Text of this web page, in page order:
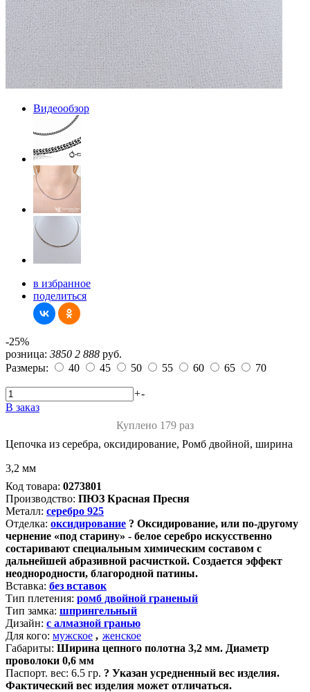
Видеообзор
в избранное
поделиться
-25%
розница: 3850 2 888 руб.
Размеры:
40 45 50 55 60 65 70
+-
В заказ
Куплено 179 раз
Цепочка из серебра, оксидирование, Ромб двойной, ширина
3,2 мм
Код товара: 0273801
Производство: ПЮЗ Красная Пресня
Металл: серебро 925
Отделка: оксидирование ? Оксидирование, или по-другому
чернение «под старину» - белое серебро искусственно
состаривают специальным химическим составом с
дальнейшей абразивной расчисткой. Создается эффект
неоднородности, благородной патины.
Вставка: без вставок
Тип плетения: ромб двойной граненый
Тип замка: шпрингельный
Дизайн: с алмазной гранью
Для кого: мужское , женское
Габариты: Ширина цепного полотна 3,2 мм. Диаметр
проволоки 0,6 мм
Паспорт. вес: 6.5 гр. ? Указан усредненный вес изделия.
Фактический вес изделия может отличаться.